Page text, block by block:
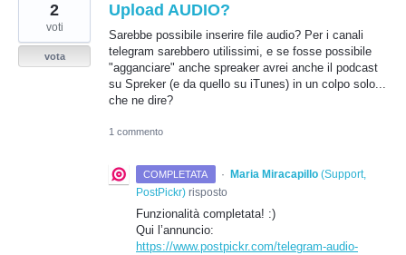
Upload AUDIO?
Sarebbe possibile inserire file audio? Per i canali
telegram sarebbero utilissimi, e se fosse possibile
"agganciare" anche spreaker avrei anche il podcast
su Spreker (e da quello su iTunes) in un colpo solo...
che ne dire?
2
voti
vota
1 commento
COMPLETATA · Maria Miracapillo (Support,
PostPickr) risposto
Funzionalità completata! :)
Qui l’annuncio:
https://www.postpickr.com/telegram-audio-